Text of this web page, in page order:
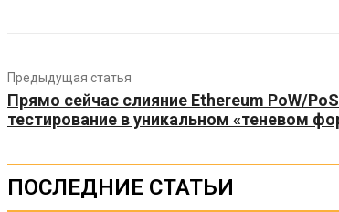
Предыдущая статья
Прямо сейчас слияние Ethereum PoW/
тестирование в уникальном «теневом
ПОСЛЕДНИЕ СТАТЬИ